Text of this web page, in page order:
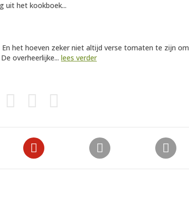
uit het kookboek...
het hoeven zeker niet altijd verse tomaten te zijn om
overheerlijke... lees verder